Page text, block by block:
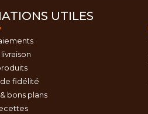
UTILES
fidélité
bons plans